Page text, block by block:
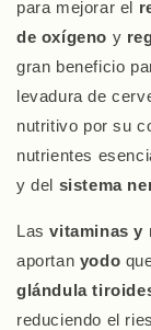
para mejorar el
de oxígeno y
gran beneficio
levadura de
nutritivo por su
nutrientes
y del sistema
Lasvitaminas y
aportan yodo
glándula
reduciendo el